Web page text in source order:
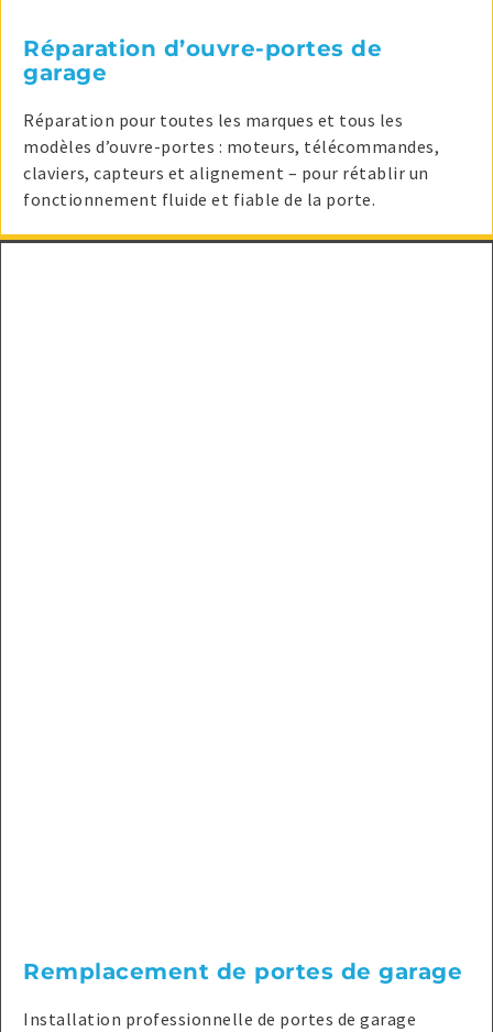
Réparation d’ouvre-portes de
garage
Réparation pour toutes les marques et tous les
modèles d’ouvre-portes : moteurs, télécommandes,
claviers, capteurs et alignement – pour rétablir un
fonctionnement fluide et fiable de la porte.
Remplacement de portes de garage
Installation professionnelle de portes de garage